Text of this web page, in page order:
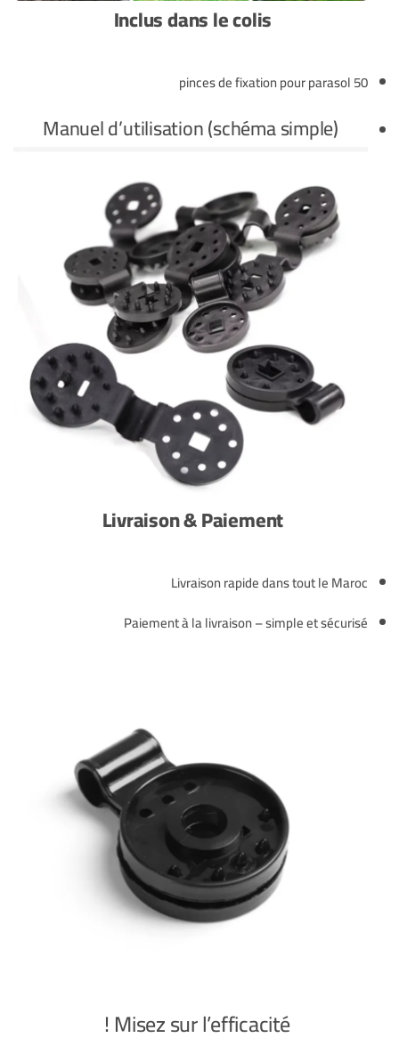
Inclus dans le colis
50 pinces de fixation pour parasol
Manuel d’utilisation (schéma simple)
Livraison & Paiement
Livraison rapide dans tout le Maroc
Paiement à la livraison – simple et sécurisé
Misez sur l’efficacité !